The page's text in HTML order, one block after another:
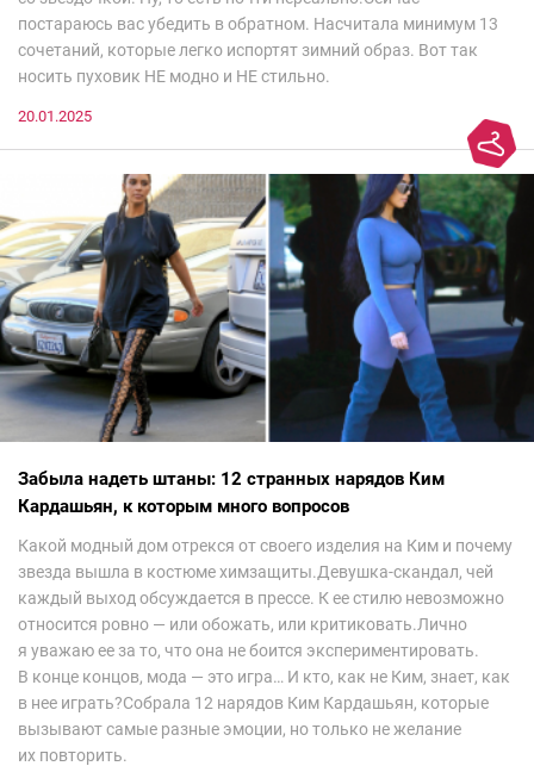
постараюсь вас убедить в обратном. Насчитала минимум 13
сочетаний, которые легко испортят зимний образ. Вот так
носить пуховик НЕ модно и НЕ стильно.
20.01.2025
Забыла надеть штаны: 12 странных нарядов Ким
Кардашьян, к которым много вопросов
Какой модный дом отрекся от своего изделия на Ким и почему
звезда вышла в костюме химзащиты.Девушка-скандал, чей
каждый выход обсуждается в прессе. К ее стилю невозможно
относится ровно — или обожать, или критиковать.Лично
я уважаю ее за то, что она не боится экспериментировать.
В конце концов, мода — это игра… И кто, как не Ким, знает, как
в нее играть?Собрала 12 нарядов Ким Кардашьян, которые
вызывают самые разные эмоции, но только не желание
их повторить.